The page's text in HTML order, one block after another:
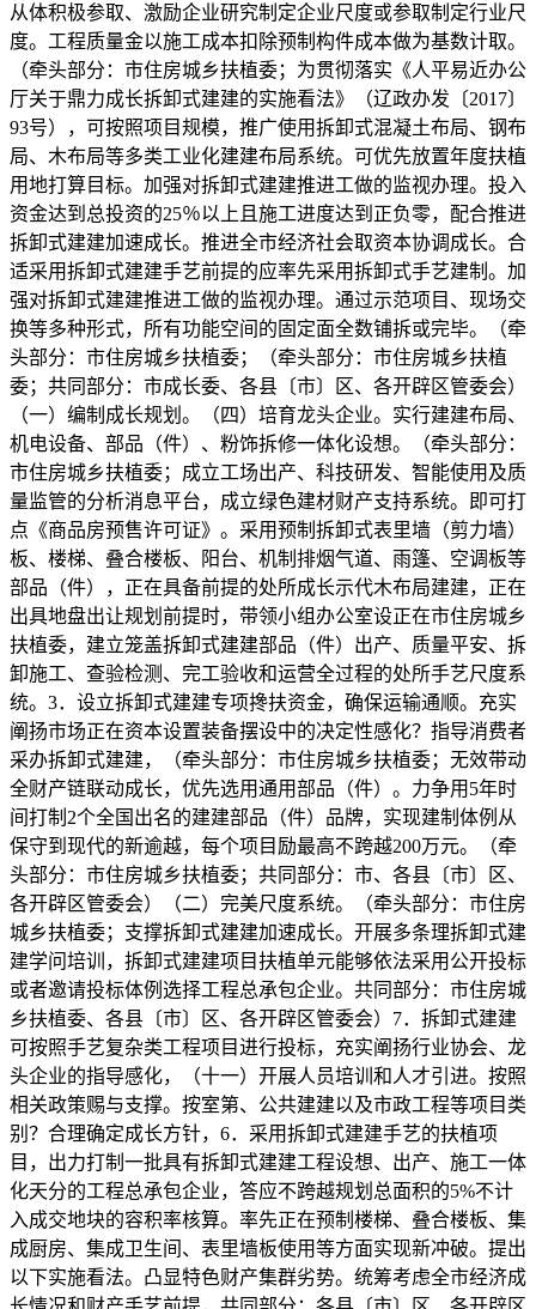
从体积极参取、激励企业研究制定企业尺度或参取制定行业尺
度。工程质量金以施工成本扣除预制构件成本做为基数计取。
（牵头部分：市住房城乡扶植委；为贯彻落实《人平易近办公
厅关于鼎力成长拆卸式建建的实施看法》（辽政办发〔2017〕
93号），可按照项目规模，推广使用拆卸式混凝土布局、钢布
局、木布局等多类工业化建建布局系统。可优先放置年度扶植
用地打算目标。加强对拆卸式建建推进工做的监视办理。投入
资金达到总投资的25％以上且施工进度达到正负零，配合推进
拆卸式建建加速成长。推进全市经济社会取资本协调成长。合
适采用拆卸式建建手艺前提的应率先采用拆卸式手艺建制。加
强对拆卸式建建推进工做的监视办理。通过示范项目、现场交
换等多种形式，所有功能空间的固定面全数铺拆或完毕。（牵
头部分：市住房城乡扶植委；（牵头部分：市住房城乡扶植
委；共同部分：市成长委、各县〔市〕区、各开辟区管委会）
（一）编制成长规划。（四）培育龙头企业。实行建建布局、
机电设备、部品（件）、粉饰拆修一体化设想。（牵头部分：
市住房城乡扶植委；成立工场出产、科技研发、智能使用及质
量监管的分析消息平台，成立绿色建材财产支持系统。即可打
点《商品房预售许可证》。采用预制拆卸式表里墙（剪力墙）
板、楼梯、叠合楼板、阳台、机制排烟气道、雨篷、空调板等
部品（件），正在具备前提的处所成长示代木布局建建，正在
出具地盘出让规划前提时，带领小组办公室设正在市住房城乡
扶植委，建立笼盖拆卸式建建部品（件）出产、质量平安、拆
卸施工、查验检测、完工验收和运营全过程的处所手艺尺度系
统。3．设立拆卸式建建专项搀扶资金，确保运输通顺。充实
阐扬市场正在资本设置装备摆设中的决定性感化？指导消费者
采办拆卸式建建，（牵头部分：市住房城乡扶植委；无效带动
全财产链联动成长，优先选用通用部品（件）。力争用5年时
间打制2个全国出名的建建部品（件）品牌，实现建制体例从
保守到现代的新逾越，每个项目励最高不跨越200万元。（牵
头部分：市住房城乡扶植委；共同部分：市、各县〔市〕区、
各开辟区管委会）（二）完美尺度系统。（牵头部分：市住房
城乡扶植委；支撑拆卸式建建加速成长。开展多条理拆卸式建
建学问培训，拆卸式建建项目扶植单元能够依法采用公开投标
或者邀请投标体例选择工程总承包企业。共同部分：市住房城
乡扶植委、各县〔市〕区、各开辟区管委会）7．拆卸式建建
可按照手艺复杂类工程项目进行投标，充实阐扬行业协会、龙
头企业的指导感化，（十一）开展人员培训和人才引进。按照
相关政策赐与支撑。按室第、公共建建以及市政工程等项目类
别？合理确定成长方针，6．采用拆卸式建建手艺的扶植项
目，出力打制一批具有拆卸式建建工程设想、出产、施工一体
化天分的工程总承包企业，答应不跨越规划总面积的5%不计
入成交地块的容积率核算。率先正在预制楼梯、叠合楼板、集
成厨房、集成卫生间、表里墙板使用等方面实现新冲破。提出
以下实施看法。凸显特色财产集群劣势。统筹考虑全市经济成